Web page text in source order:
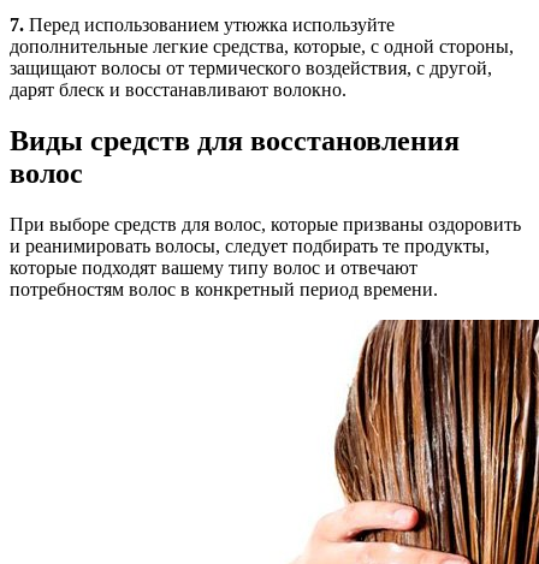
7. Перед использованием утюжка используйте
дополнительные легкие средства, которые, с одной стороны,
защищают волосы от термического воздействия, с другой,
дарят блеск и восстанавливают волокно.
Виды средств для восстановления
волос
При выборе средств для волос, которые призваны оздоровить
и реанимировать волосы, следует подбирать те продукты,
которые подходят вашему типу волос и отвечают
потребностям волос в конкретный период времени.